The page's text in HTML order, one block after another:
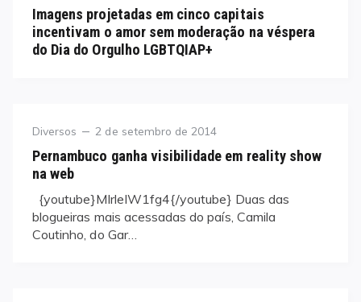
Imagens projetadas em cinco capitais
incentivam o amor sem moderação na véspera
do Dia do Orgulho LGBTQIAP+
Category
Diversos
Posted
2 de setembro de 2014
Pernambuco ganha visibilidade em reality show
na web
{youtube}MIrleIW1fg4{/youtube} Duas das
blogueiras mais acessadas do país, Camila
Coutinho, do Gar…